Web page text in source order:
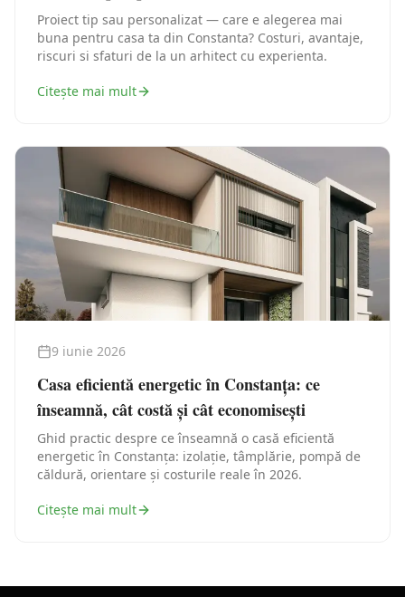
Constanta
Proiect tip sau personalizat — care e alegerea mai
buna pentru casa ta din Constanta? Costuri, avantaje,
riscuri si sfaturi de la un arhitect cu experienta.
Citește mai mult
9 iunie 2026
Casa eficientă energetic în Constanța: ce
înseamnă, cât costă și cât economisești
Ghid practic despre ce înseamnă o casă eficientă
energetic în Constanța: izolație, tâmplărie, pompă de
căldură, orientare și costurile reale în 2026.
Citește mai mult